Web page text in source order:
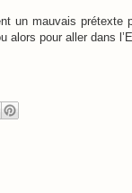
un mauvais prétexte
alors pour aller dans